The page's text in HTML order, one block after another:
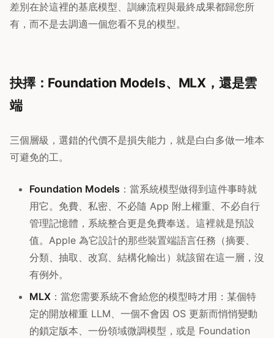
差別在於這裡的基底模型、訓練流程與最終成果都歸您所
有，而不是去調適一個您看不見的模型。
抉擇：Foundation Models、MLX，還是雲
端
三個層級，選錯的代價不是損失能力，就是白白多做一堆本
可避免的工。
Foundation Models ：當系統模型做得到這件事時就
用它。免費、私密、不必隨 App 附上權重、不必自行
管理記憶體，系統整合更是免費奉送。這裡就是預設
值。Apple 為它設計的那些裝置端語言任務（摘要、
分類、抽取、改寫、結構化輸出）就該留在這一層，沒
有例外。
MLX ：當您需要系統不會給您的模型時才用：某個特
定的開放權重 LLM、一個不會因 OS 更新而悄悄變動
的鎖定版本、一份領域微調模型，或是 Foundation